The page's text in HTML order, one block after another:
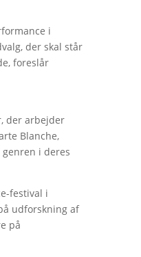
i
der skal står
foreslår
der arbejder
Blanche,
i deres
festival i
udforskning af
på